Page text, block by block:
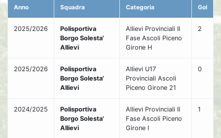
Anno Squadra Categoria Gol
2025/2026
Polisportiva
Borgo Solesta'
Allievi
Allievi Provinciali II
Fase Ascoli Piceno
Girone H
2
2025/2026
Polisportiva
Borgo Solesta'
Allievi
Allievi U17
Provinciali Ascoli
Piceno Girone 21
0
2024/2025
Polisportiva
Borgo Solesta'
Allievi
Allievi Provinciali II
Fase Ascoli Piceno
Girone I
1